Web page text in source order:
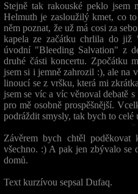
Stejně tak rakouské peklo
Helmuth je zasloužilý kmet, co
něm poznat, že už má cosi za
kapela ze začátku chrlila do již
úvodní "Bleeding Salvation" z
druhé části koncertu. Zpočátku
jsem si i jemně zahrozil :), ale na
linoucí se z vršku, která mi
jsem se víc a víc věnoval debatě
pro mě osobně prospěšnější.
podráždit smysly, tak bych to celé
Závěrem bych chtěl
všechno. :) A pak jen zbývalo se
domů.
Text kurzívou sepsal Dufaq.